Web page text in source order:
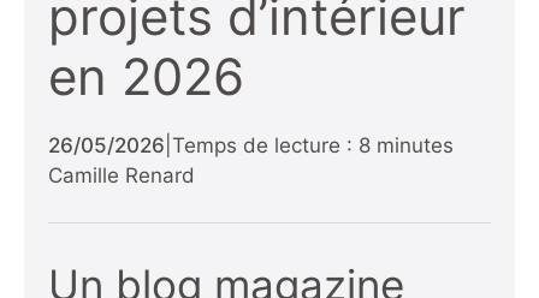
projets d’intérieur
en 2026
26/05/2026 Temps de lecture : 8 minutes
Camille Renard
Un blog magazine